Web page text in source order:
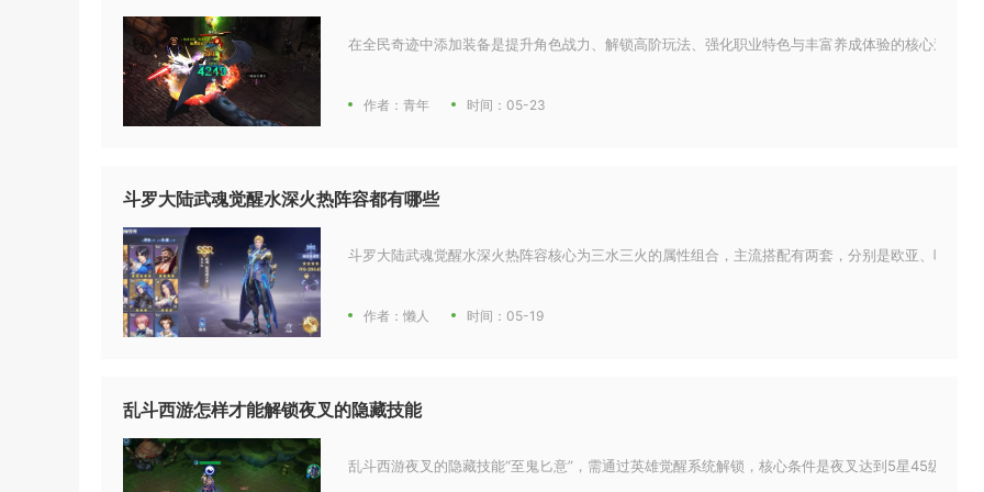
在全民奇迹中添加装备是提升角色战力、解锁高阶玩法、强化职业特色与丰富养成体验的核心途径，
作者：青年 时间：05-23
斗罗大陆武魂觉醒水深火热阵容都有哪些
斗罗大陆武魂觉醒水深火热阵容核心为三水三火的属性组合，主流搭配有两套，分别是欧亚、叶泠泠
作者：懒人 时间：05-19
乱斗西游怎样才能解锁夜叉的隐藏技能
乱斗西游夜叉的隐藏技能“至鬼匕意”，需通过英雄觉醒系统解锁，核心条件是夜叉达到5星45级、集